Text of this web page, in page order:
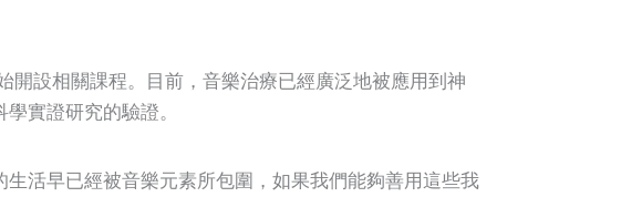
開設相關課程。目前，音樂治療已經廣泛地被應用到神
實證研究的驗證。
活早已經被音樂元素所包圍，如果我們能夠善用這些我